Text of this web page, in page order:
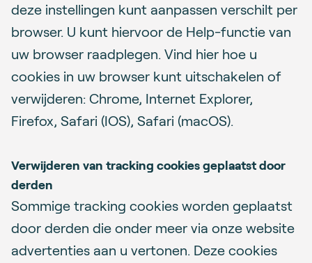
deze instellingen kunt aanpassen verschilt per
browser. U kunt hiervoor de Help-functie van
uw browser raadplegen. Vind hier hoe u
cookies in uw browser kunt uitschakelen of
verwijderen: Chrome, Internet Explorer,
Firefox, Safari (IOS), Safari (macOS).
Verwijderen van tracking cookies geplaatst door
derden
Sommige tracking cookies worden geplaatst
door derden die onder meer via onze website
advertenties aan u vertonen. Deze cookies